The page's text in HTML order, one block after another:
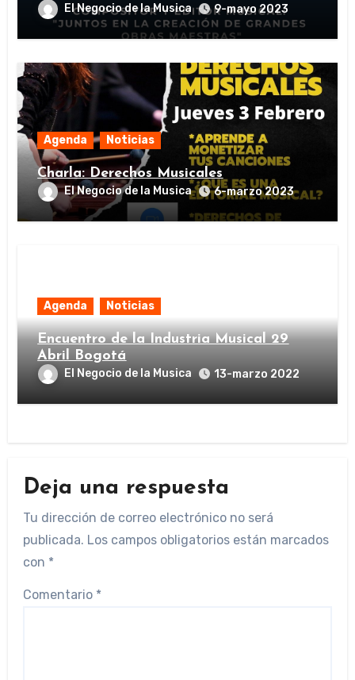
El Negocio de la Musica 9-mayo 2023
Agenda Noticias
Charla: Derechos Musicales
El Negocio de la Musica 6-marzo 2023
Agenda Noticias
Encuentro de la Industria Musical 29
Abril Bogotá
El Negocio de la Musica 13-marzo 2022
Deja una respuesta
Tu dirección de correo electrónico no será
publicada. Los campos obligatorios están marcados
con *
Comentario *